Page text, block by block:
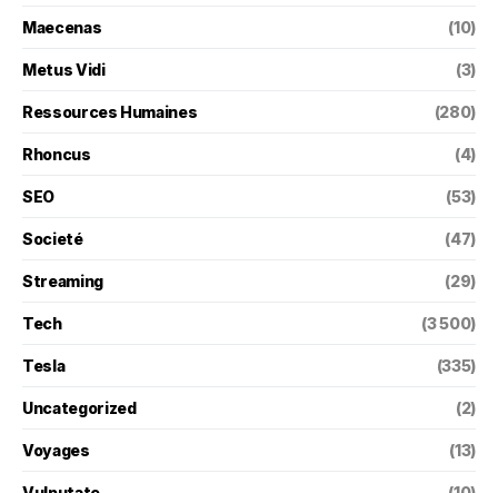
Maecenas (10)
Metus Vidi (3)
Ressources Humaines (280)
Rhoncus (4)
SEO (53)
Societé (47)
Streaming (29)
Tech (3 500)
Tesla (335)
Uncategorized (2)
Voyages (13)